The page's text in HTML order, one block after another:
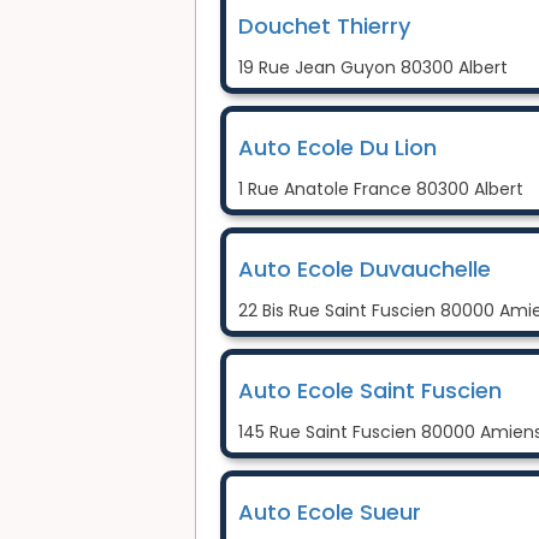
Douchet Thierry
19 Rue Jean Guyon 80300 Albert
Auto Ecole Du Lion
1 Rue Anatole France 80300 Albert
Auto Ecole Duvauchelle
22 Bis Rue Saint Fuscien 80000
Auto Ecole Saint Fuscien
145 Rue Saint Fuscien 80000
Auto Ecole Sueur